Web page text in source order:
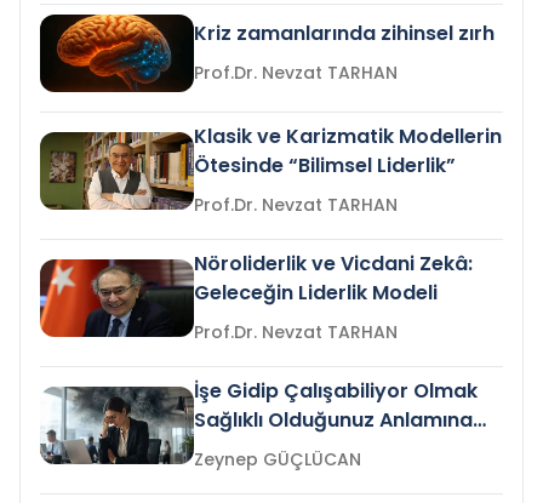
Kriz zamanlarında zihinsel zırh
Prof.Dr. Nevzat TARHAN
Klasik ve Karizmatik Modellerin
Ötesinde “Bilimsel Liderlik”
Prof.Dr. Nevzat TARHAN
Nöroliderlik ve Vicdani Zekâ:
Geleceğin Liderlik Modeli
Prof.Dr. Nevzat TARHAN
İşe Gidip Çalışabiliyor Olmak
Sağlıklı Olduğunuz Anlamına
Gelir mi?Zeynep GÜÇLÜCAN